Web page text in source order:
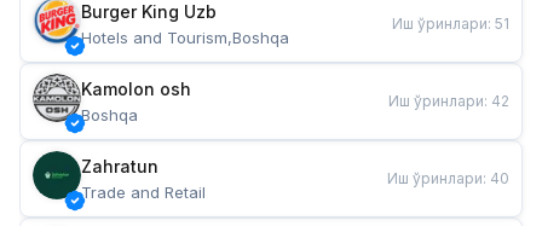
Burger King Uzb
Hotels and Tourism,Boshqa
Иш ўринлари: 51
Kamolon osh
Boshqa
Иш ўринлари: 42
Zahratun
Trade and Retail
Иш ўринлари: 40